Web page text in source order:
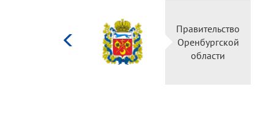
Правительство
Оренбургской
области